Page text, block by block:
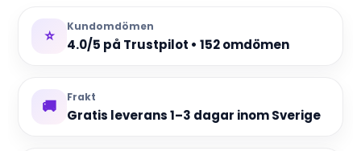
⭐ Kundomdömen
4.0/5 på Trustpilot • 152 omdömen
🚚 Frakt
Gratis leverans 1–3 dagar inom Sverige